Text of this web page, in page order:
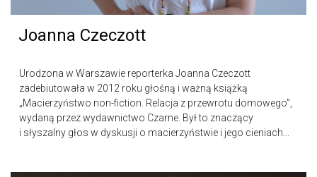
Joanna Czeczott
Urodzona w Warszawie reporterka Joanna Czeczott
zadebiutowała w 2012 roku głośną i ważną książką
„Macierzyństwo non-fiction. Relacja z przewrotu domowego”,
wydaną przez wydawnictwo Czarne. Był to znaczący
i słyszalny głos w dyskusji o macierzyństwie i jego cieniach...